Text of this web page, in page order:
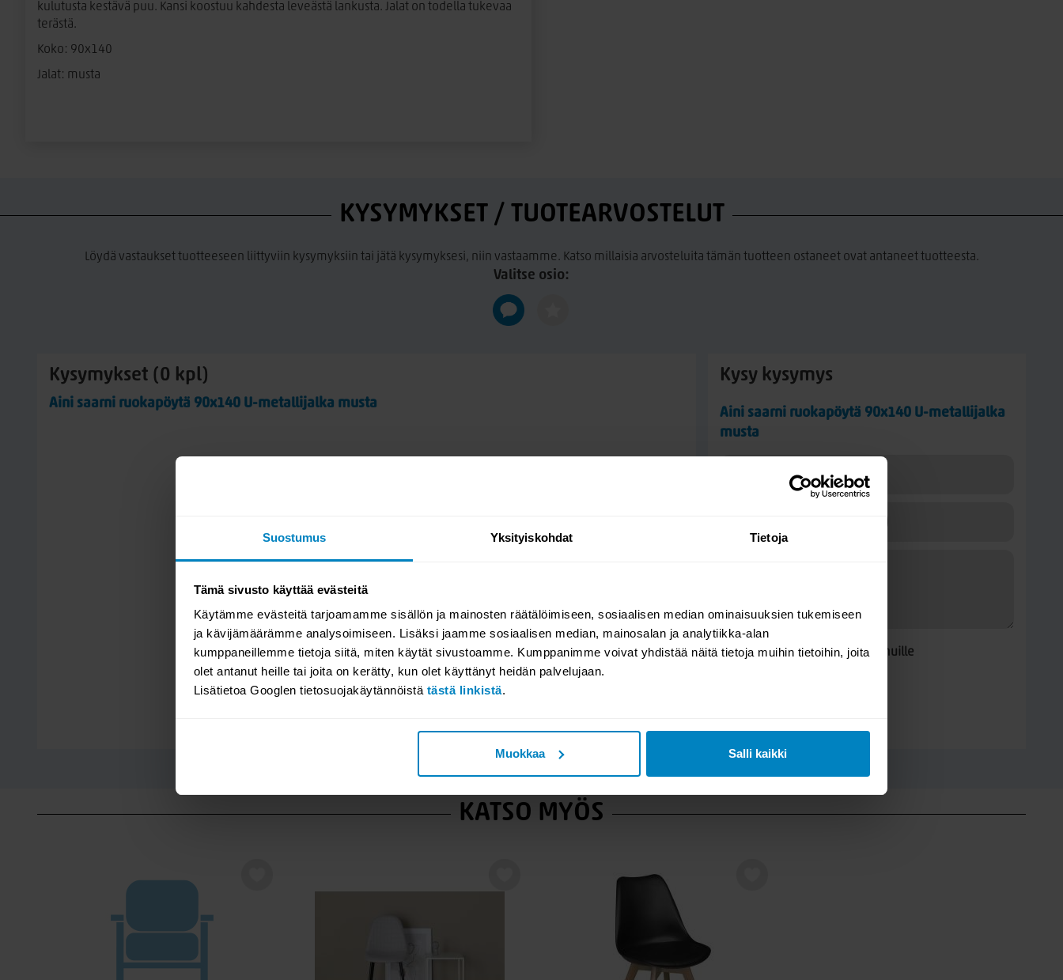
Suostumus Yksityiskohdat Tietoja
Tämä sivusto käyttää evästeitä
Käytämme evästeitä tarjoamamme sisällön ja mainosten räätälöimiseen, sosiaalisen median ominaisuuksien tukemiseen
ja kävijämäärämme analysoimiseen. Lisäksi jaamme sosiaalisen median, mainosalan ja analytiikka-alan
kumppaneillemme tietoja siitä, miten käytät sivustoamme. Kumppanimme voivat yhdistää näitä tietoja muihin tietoihin, joita
olet antanut heille tai joita on kerätty, kun olet käyttänyt heidän palvelujaan.
Lisätietoa Googlen tietosuojakäytännöistä tästä linkistä.
Muokkaa Salli kaikki
kulutusta kestävä puu. Kansi koostuu kahdesta leveästä lankusta. Jalat on todella tukevaa
terästä.
Koko: 90x140
Jalat: musta
KYSYMYKSET / TUOTEARVOSTELUT
Löydä vastaukset tuotteeseen liittyviin kysymyksiin tai jätä kysymyksesi, niin vastaamme. Katso millaisia arvosteluita tämän tuotteen ostaneet ovat antaneet tuotteesta.
Valitse osio:
Kysymykset (0 kpl)
Aini saarni ruokapöytä 90x140 U-metallijalka musta
Kysy kysymys
Aini saarni ruokapöytä 90x140 U-metallijalka
musta
Kysymys/vastaus saa näkyä muille
KATSO MYÖS